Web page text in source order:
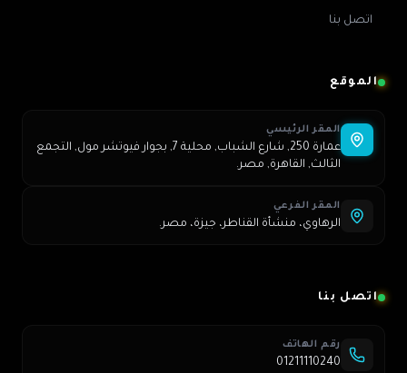
اتصل بنا
الموقع
المقر الرئيسي
عمارة 250, شارع الشباب, محلية 7, بجوار فيوتشر مول, التجمع
الثالث, القاهرة, مصر.
المقر الفرعي
الرهاوي، منشأة القناطر، جيزة، مصر.
اتصل بنا
رقم الهاتف
01211110240